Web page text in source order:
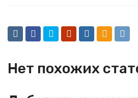
Нет похожих